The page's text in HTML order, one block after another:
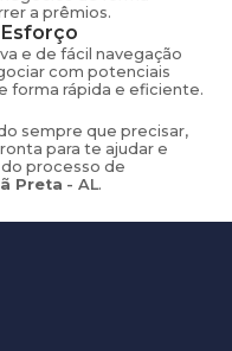
a prêmios.
e de fácil navegação
com potenciais
forma rápida e eficiente.
sempre que precisar,
para te ajudar e
processo de
Preta - AL.